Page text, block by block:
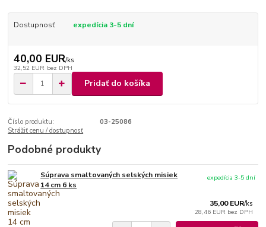
Dostupnosť expedícia 3-5 dní
40,00 EUR/ks
32,52 EUR bez DPH
Pridať do košíka
Číslo produktu:
03-25086
Strážiť cenu / dostupnosť
Podobné produkty
Súprava smaltovaných selských misiek
14 cm 6 ks
35,00 EUR/ks
28,46 EUR bez DPH
expedícia 3-5 dní